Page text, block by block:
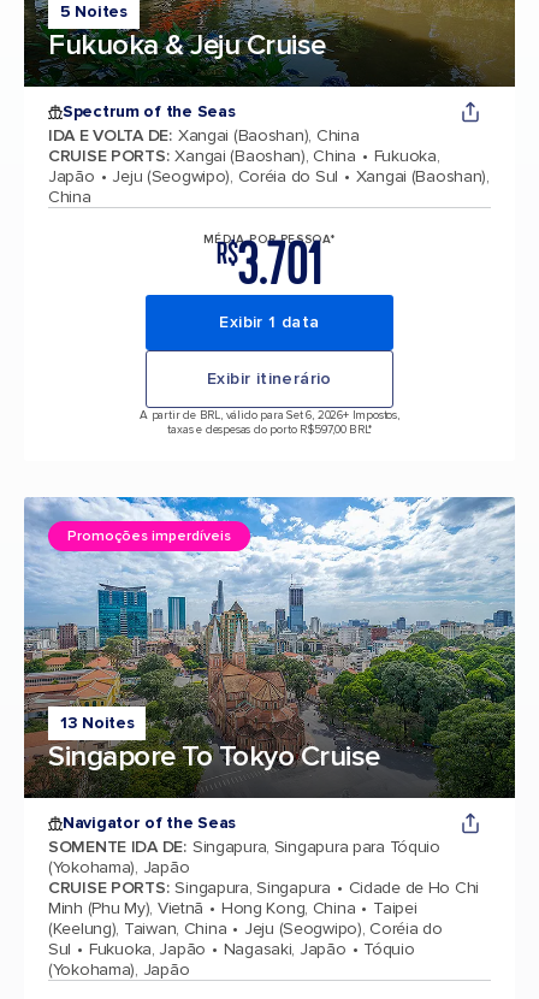
5 Noites
Fukuoka & Jeju Cruise
Spectrum of the Seas
IDA E VOLTA DE: Xangai (Baoshan), China
CRUISE PORTS: Xangai (Baoshan), China
Fukuoka,
Japão
Jeju (Seogwipo), Coréia do Sul
Xangai (Baoshan),
China
MÉDIA POR PESSOA*
R$3.701
Exibir 1 data
Exibir itinerário
A partir de BRL, válido para Set 6, 2026+ Impostos,
taxas e despesas do porto R$597,00 BRL*
13 Noites
Singapore To Tokyo Cruise
Promoções imperdíveis
Navigator of the Seas
SOMENTE IDA DE: Singapura, Singapura para Tóquio
(Yokohama), Japão
CRUISE PORTS: Singapura, Singapura
Cidade de Ho Chi
Minh (Phu My), Vietnã
Hong Kong, China
Taipei
(Keelung), Taiwan, China
Jeju (Seogwipo), Coréia do
Sul
Fukuoka, Japão Nagasaki, Japão
Tóquio
(Yokohama), Japão